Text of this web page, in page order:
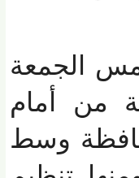
الجمعة
من أمام
وسط